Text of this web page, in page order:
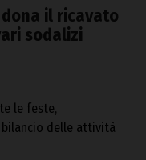
il ricavato
sodalizi
le feste,
bilancio delle attività